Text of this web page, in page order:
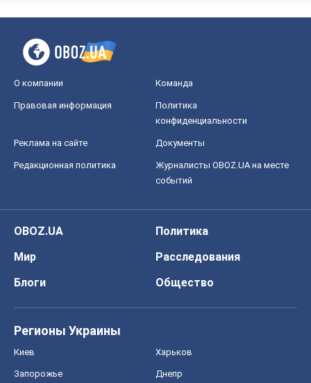
О компании Команда
Правовая информация
Политика
конфиденциальности
Реклама на сайте Документы
Редакционная политика
Журналисты OBOZ.UA на месте
событий
OBOZ.UA
Политика
Мир
Расследования
Блоги
Общество
Регионы Украины
Киев Харьков
Запорожье Днепр